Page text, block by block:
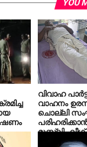
YOU
വിവാഹ
വാഹനം
ചൊല്ലി
മുസ്‌ലിം
മർദ്ദനം